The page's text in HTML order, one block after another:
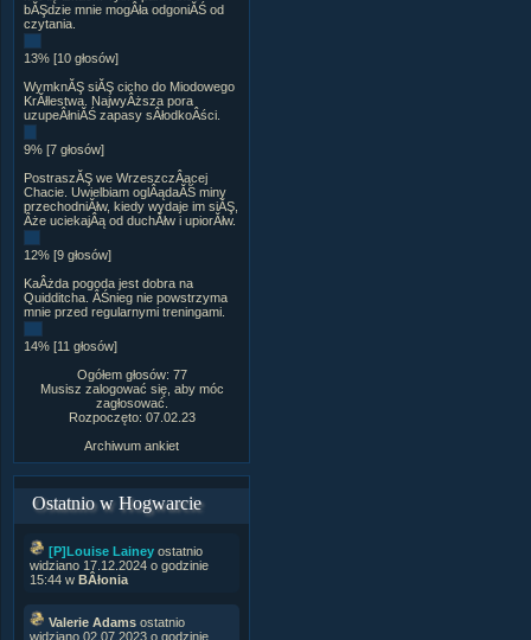
bĂŞdzie mnie mogÂła odgoniĂŚ od
czytania.
13% [10 głosów]
WymknĂŞ siĂŞ cicho do Miodowego
KrĂłlestwa. NajwyÂższa pora
uzupeÂłniĂŚ zapasy sÂłodkoÂści.
9% [7 głosów]
PostraszĂŞ we WrzeszczÂącej
Chacie. Uwielbiam oglÂądaĂŚ miny
przechodniĂłw, kiedy wydaje im siĂŞ,
Âże uciekajÂą od duchĂłw i upiorĂłw.
12% [9 głosów]
KaÂżda pogoda jest dobra na
Quidditcha. ÂŚnieg nie powstrzyma
mnie przed regularnymi treningami.
14% [11 głosów]
Ogółem głosów: 77
Musisz zalogować się, aby móc
zagłosować.
Rozpoczęto: 07.02.23
Archiwum ankiet
Ostatnio w Hogwarcie
[P]Louise Lainey ostatnio
widziano 17.12.2024 o godzinie
15:44 w BÂłonia
Valerie Adams ostatnio
widziano 02.07.2023 o godzinie